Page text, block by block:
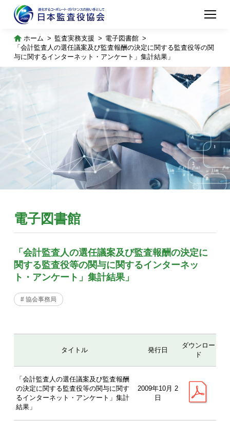
ホーム 監査実務支援
電子図書館
「会計監査人の選任議案及び監査報酬の決定に関する監査役等の関
与に関するインターネット・アンケート」集計結果」
電子図書館
「会計監査人の選任議案及び監査報酬の決定に
関する監査役等の関与に関するインターネッ
ト・アンケート」集計結果」
# 協会事務局
タイトル 発行日
ダウンロー
ド
「会計監査人の選任議案及び監査報酬
の決定に関する監査役等の関与に関す
るインターネット・アンケート」集計
結果」
2009年10月 2
日